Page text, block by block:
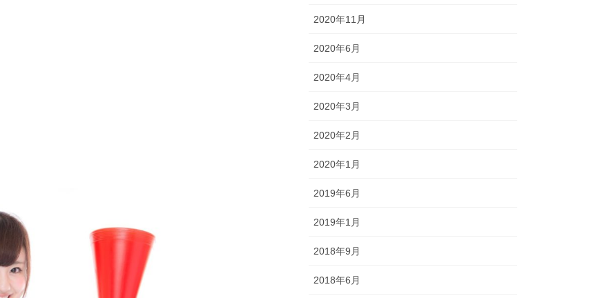
2020年11月
2020年6月
2020年4月
2020年3月
2020年2月
2020年1月
2019年6月
2019年1月
2018年9月
2018年6月